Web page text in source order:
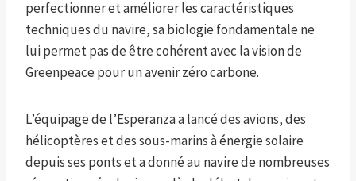
perfectionner et améliorer les caractéristiques
techniques du navire, sa biologie fondamentale ne
lui permet pas de être cohérent avec la vision de
Greenpeace pour un avenir zéro carbone.
L’équipage de l’Esperanza a lancé des avions, des
hélicoptères et des sous-marins à énergie solaire
depuis ses ponts et a donné au navire de nombreuses